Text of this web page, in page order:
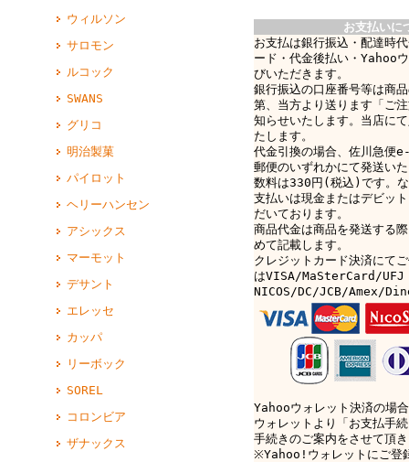
ウィルソン
サロモン
ルコック
SWANS
グリコ
明治製菓
パイロット
ヘリーハンセン
アシックス
マーモット
デサント
エレッセ
カッパ
リーボック
SOREL
コロンビア
ザナックス
お支払いに
お支払は銀行振込・配達時
ード・代金後払い・Yahoo
びいただきます。
銀行振込の口座番号等は商
第、当方より送ります「ご
知らせいたします。当店に
たします。
代金引換の場合、佐川急
郵便のいずれかにて発送い
数料は330円(税込)です
支払いは現金またはデビッ
だいております。
商品代金は商品を発送する
めて記載します。
クレジットカード決済にて
はVISA/MaSterCard/UFJ
NICOS/DC/JCB/Amex/
Yahooウォレット決済の場
ウォレットより「お支払手
手続きのご案内をさせて頂
※Yahoo!ウォレットにご登